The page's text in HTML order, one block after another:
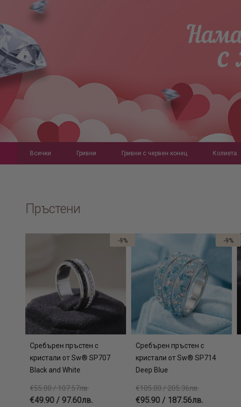
Всички Гривни Гривни с червен конец Колиета
Пръстени
Сребърен пръстен с
кристали от Sw® SP707
Black and White
€55.00 / 107.57лв.
€49.90 / 97.60лв.
-9%
Сребърен пръстен с
кристали от Sw® SP714
Deep Blue
€105.00 / 205.36лв.
€95.90 / 187.56лв.
-9%